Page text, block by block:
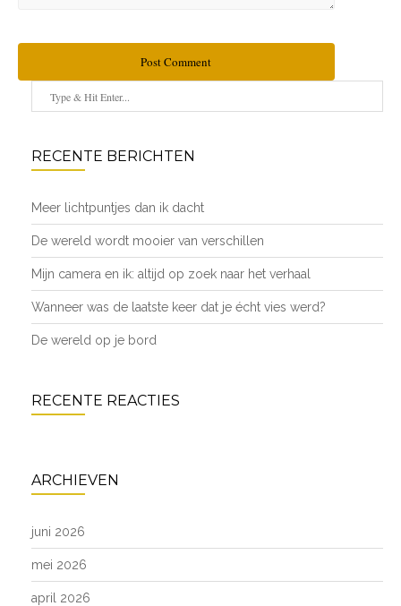
Post Comment
RECENTE BERICHTEN
Meer lichtpuntjes dan ik dacht
De wereld wordt mooier van verschillen
Mijn camera en ik: altijd op zoek naar het verhaal
Wanneer was de laatste keer dat je écht vies werd?
De wereld op je bord
RECENTE REACTIES
ARCHIEVEN
juni 2026
mei 2026
april 2026